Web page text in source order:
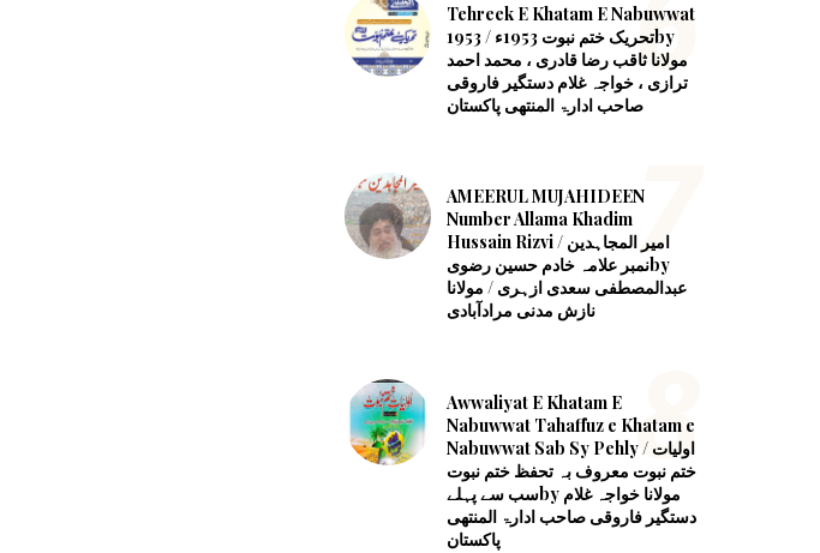
Tehreek E Khatam E Nabuwwat
1953 / تحریک ختم نبوت 1953ءby
مولانا ثاقب رضا قادری ، محمد احمد
ترازی ، خواجہ غلام دستگیر فاروقی
صاحب ادارۃ المنتھی پاکستان
AMEERUL MUJAHIDEEN
Number Allama Khadim
Hussain Rizvi ‎/ امیر المجاہدین
نمبر علامہ خادم حسین رضویby
نازش مدنی مرادآبادی
Awwaliyat E Khatam E
Nabuwwat Tahaffuz e Khatam e
Nabuwwat Sab Sy Pehly / اولیات
ختم نبوت معروف بہ تحفظ ختم نبوت
سب سے پہلےby مولانا خواجہ غلام
دستگیر فاروقی صاحب ادارۃ المنتھی
پاکستان